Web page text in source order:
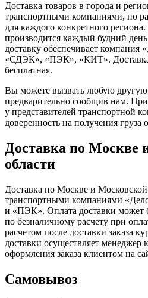
Доставка товаров в города и
транспортными компаниями, по
для каждого конкретного региона.
производится каждый будний
доставку обеспечивает компания
«СДЭК», «ПЭК», «КИТ». Доставка
бесплатная.
Вы можете вызвать любую
предварительно сообщив нам. При
у представителей транспортной
доверенность на получения груза
Доставка по Москве
области
Доставка по Москве и Московской
транспортными компаниями
и «ПЭК». Оплата доставки может
по безналичному расчету при
расчетом после доставки заказа
доставки осуществляет
оформления заказа клиентом на
Самовывоз